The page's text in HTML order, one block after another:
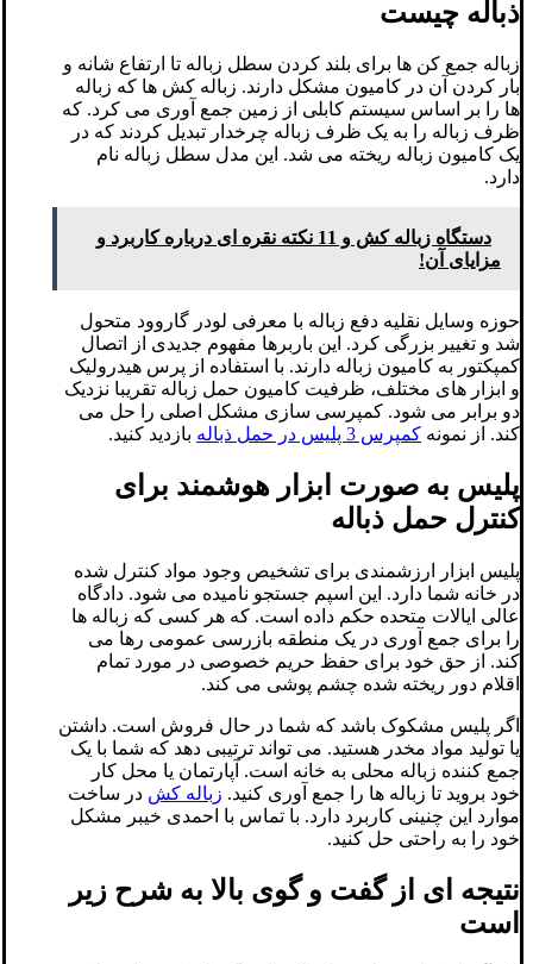
ذباله چیست
زباله جمع کن ها برای بلند کردن سطل زباله تا ارتفاع شانه و
بار کردن آن در کامیون مشکل دارند. زباله کش ها که زباله
ها را بر اساس سیستم کابلی از زمین جمع آوری می کرد. که
ظرف زباله را به یک ظرف زباله چرخدار تبدیل کردند که در
یک کامیون زباله ریخته می شد. این مدل سطل زباله نام
دارد.
دستگاه زباله کش و 11 نکته نقره ای درباره کاربرد و
مزایای آن!
حوزه وسایل نقلیه دفع زباله با معرفی لودر گاروود متحول
شد و تغییر بزرگی کرد. این باربرها مفهوم جدیدی از اتصال
کمپکتور به کامیون زباله دارند. با استفاده از پرس هیدرولیک
و ابزار های مختلف، ظرفیت کامیون حمل زباله تقریبا نزدیک
دو برابر می شود. کمپرسی سازی مشکل اصلی را حل می
کند. از نمونه کمپرس 3 پلیس در حمل ذباله بازدید کنید.
پلیس به صورت ابزار هوشمند برای
کنترل حمل ذباله
پلیس ابزار ارزشمندی برای تشخیص وجود مواد کنترل شده
در خانه شما دارد. این اسپم جستجو نامیده می شود. دادگاه
عالی ایالات متحده حکم داده است. که هر کسی که زباله ها
را برای جمع آوری در یک منطقه بازرسی عمومی رها می
کند. از حق خود برای حفظ حریم خصوصی در مورد تمام
اقلام دور ریخته شده چشم پوشی می کند.
اگر پلیس مشکوک باشد که شما در حال فروش است. داشتن
یا تولید مواد مخدر هستید. می تواند ترتیبی دهد که شما با یک
جمع کننده زباله محلی به خانه است. آپارتمان یا محل کار
خود بروید تا زباله ها را جمع آوری کنید. زباله کش در ساخت
موارد این چنینی کاربرد دارد. با تماس با احمدی خیبر مشکل
خود را به راحتی حل کنید.
نتیجه ای از گفت و گوی بالا به شرح زیر
است